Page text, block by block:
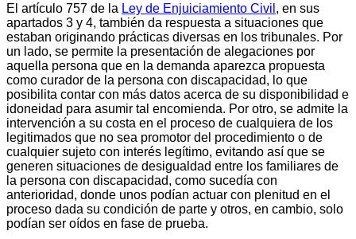
El artículo 757 de la Ley de Enjuiciamiento Civil , en sus
apartados 3 y 4, también da respuesta a situaciones que
estaban originando prácticas diversas en los tribunales. Por
un lado, se permite la presentación de alegaciones por
aquella persona que en la demanda aparezca propuesta
como curador de la persona con discapacidad, lo que
posibilita contar con más datos acerca de su disponibilidad e
idoneidad para asumir tal encomienda. Por otro, se admite la
intervención a su costa en el proceso de cualquiera de los
legitimados que no sea promotor del procedimiento o de
cualquier sujeto con interés legítimo, evitando así que se
generen situaciones de desigualdad entre los familiares de
la persona con discapacidad, como sucedía con
anterioridad, donde unos podían actuar con plenitud en el
proceso dada su condición de parte y otros, en cambio, solo
podían ser oídos en fase de prueba.